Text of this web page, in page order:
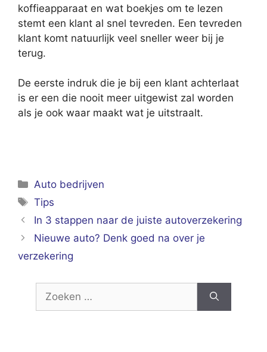
koffieapparaat en wat boekjes om te lezen
stemt een klant al snel tevreden. Een tevreden
klant komt natuurlijk veel sneller weer bij je
terug.
De eerste indruk die je bij een klant achterlaat
is er een die nooit meer uitgewist zal worden
als je ook waar maakt wat je uitstraalt.
Categorieën
Auto bedrijven
Tags
Tips
In 3 stappen naar de juiste autoverzekering
Nieuwe auto? Denk goed na over je
verzekering
naar: